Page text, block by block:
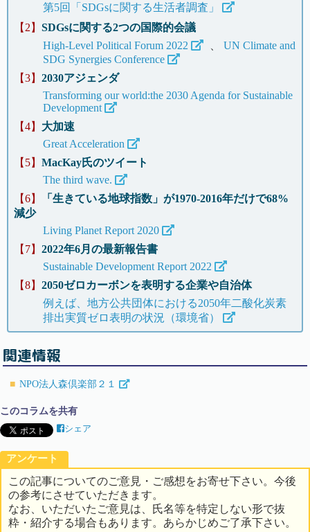
第5回「SDGsに関する生活者調査」
【2】 SDGsに関する2つの国際的会議
High-Level Political Forum 2022
、UN Climate and
SDG Synergies Conference
【3】 2030アジェンダ
Transforming our world:the 2030 Agenda for Sustainable
Development
【4】 大加速
Great Acceleration
【5】 MacKay氏のツイート
The third wave.
【6】
「生きている地球指数」が1970-2016年だけで68%
減少
Living Planet Report 2020
【7】 2022年6月の最新報告書
Sustainable Development Report 2022
【8】 2050ゼロカーボンを表明する企業や自治体
例えば、地方公共団体における2050年二酸化炭素
排出実質ゼロ表明の状況（環境省）
関連情報
NPO法人森倶楽部２１
このコラムを共有
シェア
アンケート
この記事についてのご意見・ご感想をお寄せ下さい。今後
の参考にさせていただきます。
なお、いただいたご意見は、氏名等を特定しない形で抜
粋・紹介する場合もあります。あらかじめご了承下さい。